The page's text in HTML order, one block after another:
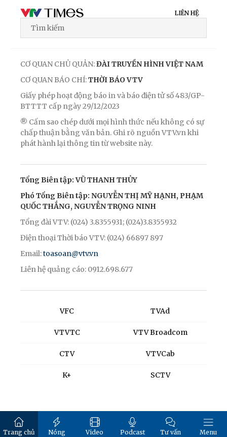
Trang chủ Nóng Video Podcast Tư vấn Menu
LIÊN HỆ
CƠ QUAN CHỦ QUẢN:ĐÀI TRUYỀN HÌNH VIỆT NAM
CƠ QUAN BÁO CHÍ:THỜI BÁO VTV
Giấy phép hoạt động báo in và báo điện tử số 483/GP-
BTTTT cấp ngày 29/12/2023
® Cấm sao chép dưới mọi hình thức nếu không có sự
chấp thuận bằng văn bản. Ghi rõ nguồn VTV.vn khi
phát hành lại thông tin từ website này.
Tổng Biên tập: VŨ THANH THỦY
Phó Tổng Biên tập: NGUYỄN THỊ MỸ HẠNH, PHẠM
QUỐC THẮNG, NGUYỄN TRỌNG NINH
Tổng đài VTV: (024) 3.8355931; (024)3.8355932
Điện thoại Thời báo VTV: (024) 66897 897
Email:toasoan@vtv.vn
Liên hệ quảng cáo: 0912.698.677
VFC
VTVTC
CTV
K+
TVAd
VTV Broadcom
VTVCab
SCTV